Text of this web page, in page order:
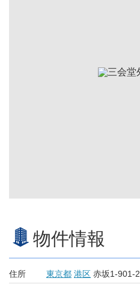
物件情報
住所 東京都 港区 赤坂1-901-2